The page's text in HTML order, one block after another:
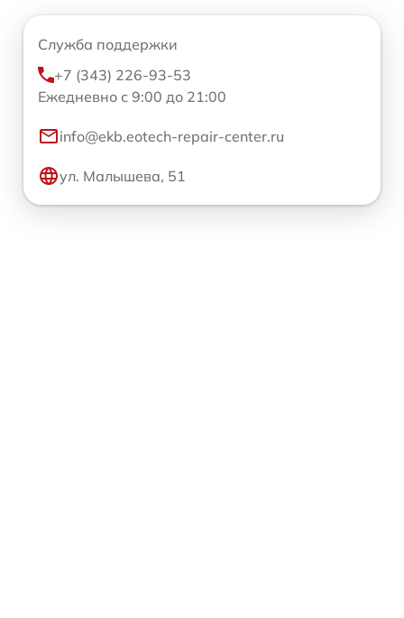
Служба поддержки
+7 (343) 226-93-53
Ежедневно с 9:00 до 21:00
info@ekb.eotech-repair-center.ru
ул. Малышева, 51